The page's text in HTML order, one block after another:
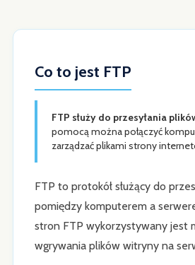
Co to jest FTP
FTP służy do przesyłania
pomocą można połączyć
zarządzać plikami strony
FTP to protokół służący do
pomiędzy komputerem a
stron FTP wykorzystywany jest
wgrywania plików witryny na